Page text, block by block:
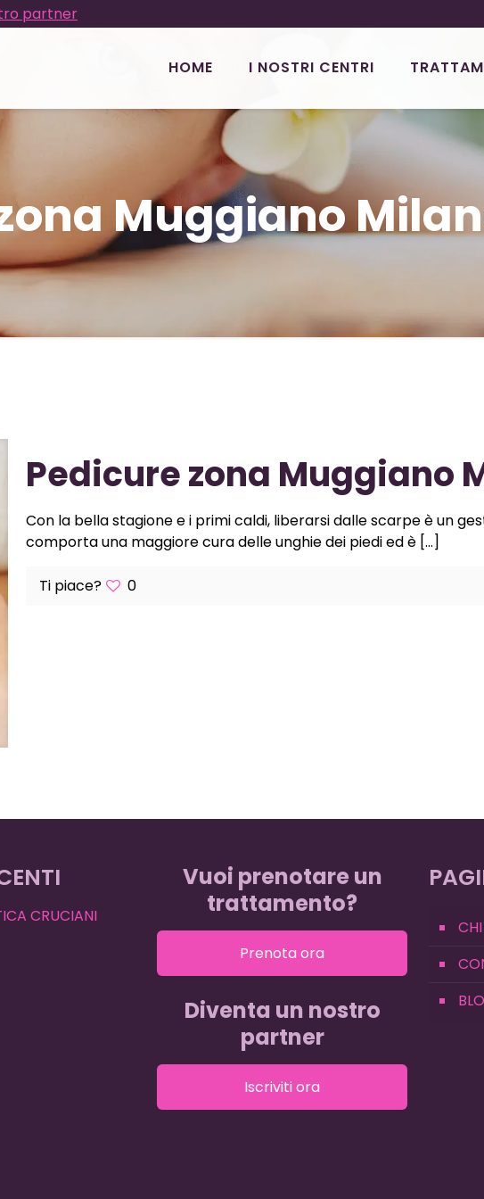
partner
HOME I NOSTRI CENTRI
Muggiano
Pedicure zona Muggiano
Con la bella stagione e i primi caldi, liberarsi dalle scarpe è un
comporta una maggiore cura delle unghie dei piedi ed è[…]
Ti piace? 0
CRUCIANI
Vuoi prenotare un
trattamento?
Prenota ora
Diventa un nostro
partner
Iscriviti ora